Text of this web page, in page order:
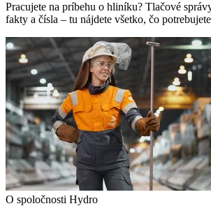
Pracujete na príbehu o hliníku? Tlačové
fakty a čísla – tu nájdete všetko, čo
O spoločnosti Hydro